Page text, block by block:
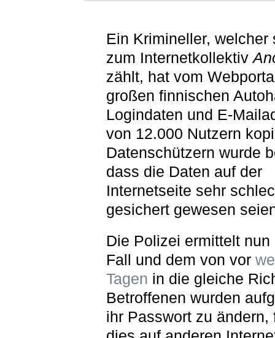
Ein Krimineller, welcher
zum Internetkollektiv
zählt, hat vom
großen finnischen
Logindaten und E-
von 12.000 Nutzern
Datenschützern wurde
dass die Daten auf der
Internetseite sehr
gesichert gewesen
Die Polizei ermittelt nun
Fall und dem von vor
Tagen in die gleiche
Betroffenen wurden
ihr Passwort zu ändern,